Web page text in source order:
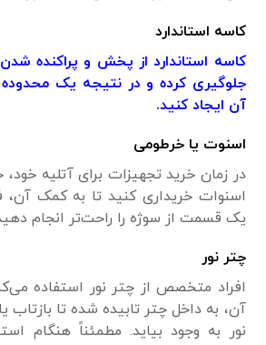
کاسه استاندارد
کاسه استاندارد از پخش و پراکنده
جلوگیری کرده و در نتیجه یک محدوده
آن ایجاد کنید.
اسنوت یا خرطومی
در زمان خرید تجهیزات برای آتلیه
اسنوات خریداری کنید تا به کمک آن،
یک قسمت از سوژه را راحت‌تر انجام
چتر نور
افراد متخصص از چتر نور استفاده
آن، به داخل چتر تابیده شده تا بازتاب
نور به وجود بیاید. مطمئناً هنگام